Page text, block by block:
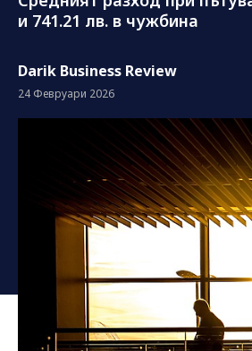
и 741.21 лв. в чужбина
Darik Business Review
24 Февруари 2026